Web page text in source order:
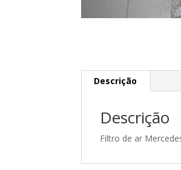
Descrição
Descrição
Filtro de ar